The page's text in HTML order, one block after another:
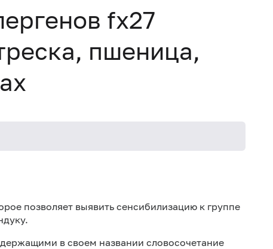
fx27
пшеница,
позволяет выявить сенсибилизацию к группе
в своем названии словосочетание